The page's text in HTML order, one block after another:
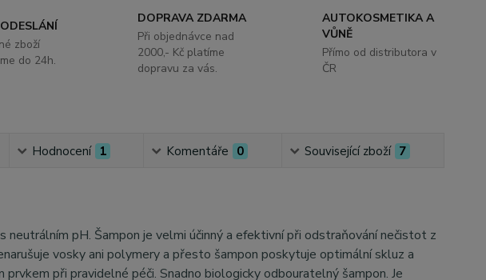
zboží
do 24h.
DOPRAVA ZDARMA
Při objednávce nad
2000,- Kč platíme
dopravu za vás.
AUTOKOSMETIKA A
VŮNĚ
Přímo od distributora v
ČR
Hodnocení 1 Komentáře 0 Související zboží 7
neutrálním pH. Šampon je velmi účinný a efektivní při odstraňování nečistot z
vosky ani polymery a přesto šampon poskytuje optimální skluz a
při pravidelné péči. Snadno biologicky odbouratelný šampon. Je